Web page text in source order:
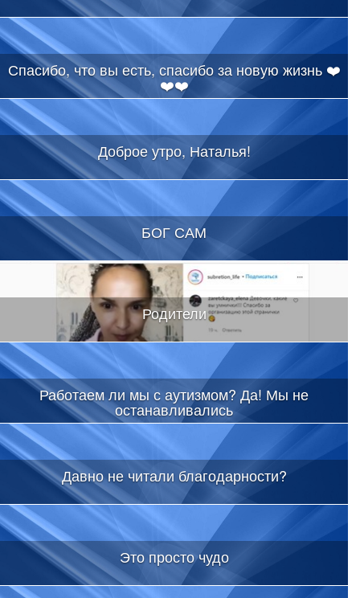
Спасибо, что вы есть, спасибо за новую жизнь ❤️
❤️❤️
Доброе утро, Наталья!
БОГ САМ
Родители
Работаем ли мы с аутизмом? Да! Мы не
останавливались
Давно не читали благодарности?
Это просто чудо